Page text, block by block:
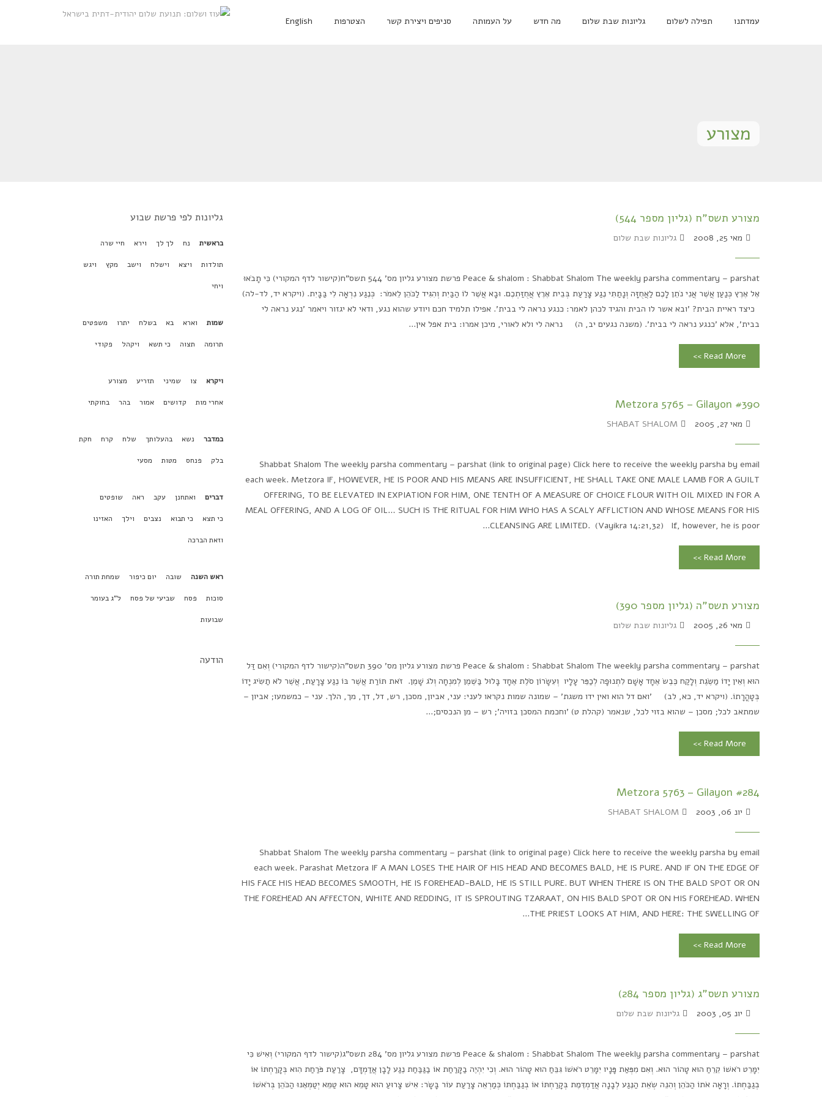
English הצטרפות סניפים ויצירת קשר על העמותה מה חדש גליונות שבת שלום תפילה לשלום עמדתנו
מצורע
מצורע תשס"ח (גליון מספר 544)
מאי 25, 2008 גליונות שבת שלום
Peace & shalom : Shabbat Shalom The weekly parsha commentary – parshat פרשת מצורע גליון מס' 544 תשס"ח(קישור לדף המקורי) כִּי תָבֹאוּ
אֶל אֶרֶץ כְּנַעַן אֲשֶׁר אֲנִי נֹתֵן לָכֶם לַאֲחֻזָּה וְנָתַתִּי נֶגַע צָרַעַת בְּבֵית אֶרֶץ אֲחֻזַּתְכֶם. וּבָא אֲשֶׁר לוֹ הַבַּיִת וְהִגִּיד לַכֹּהֵן לֵאמֹר: כְּנֶגַע נִרְאָה לִי בַּבָּיִת. (ויקרא יד, לד-לה)
כיצד ראיית הבית? 'ובא אשר לו הבית והגיד לכהן לאמר: כנגע נראה לי בבית'. אפילו תלמיד חכם ויודע שהוא נגע, ודאי לא יגזור ויאמר 'נגע נראה לי
בבית', אלא 'כנגע נראה לי בבית'. (משנה נגעים יב, ה) נראה לי ולא לאורי, מיכן אמרו: בית אפל אין...
Read More >>
Metzora 5765 – Gilayon #390
מאי 27, 2005 SHABAT SHALOM
Shabbat Shalom The weekly parsha commentary – parshat (link to original page) Click here to receive the weekly parsha by email
each week. Metzora IF, HOWEVER, HE IS POOR AND HIS MEANS ARE INSUFFICIENT, HE SHALL TAKE ONE MALE LAMB FOR A GUILT
OFFERING, TO BE ELEVATED IN EXPIATION FOR HIM, ONE TENTH OF A MEASURE OF CHOICE FLOUR WITH OIL MIXED IN FOR A
MEAL OFFERING, AND A LOG OF OIL… SUCH IS THE RITUAL FOR HIM WHO HAS A SCALY AFFLICTION AND WHOSE MEANS FOR HIS
CLEANSING ARE LIMITED. (Vayikra 14:21,32) If, however, he is poor...
Read More >>
מצורע תשס"ה (גליון מספר 390)
מאי 26, 2005 גליונות שבת שלום
Peace & shalom : Shabbat Shalom The weekly parsha commentary – parshat פרשת מצורע גליון מס' 390 תשס"ה(קישור לדף המקורי) וְאִם דַּל
הוּא וְאֵין יָדוֹ מַשֶּׂגֶת וְלָקַח כֶּבֶשׂ אֶחָד אָשָׁם לִתְנוּפָה לְכַפֵּר עָלָיו וְעִשָּׂרוֹן סֹלֶת אֶחָד בָּלוּל בַּשֶּׁמֶן לְמִנְחָה וְלֹג שָׁמֶן. זֹאת תּוֹרַת אֲשֶׁר בּוֹ נֶגַע צָרָעַת, אֲשֶׁר לֹא תַשִּׂיג יָדוֹ
בְּטָהֳרָתוֹ. (ויקרא יד, כא, לב) 'ואם דל הוא ואין ידו משגת' – שמונה שמות נקראו לעני: עני, אביון, מסכן, רש, דל, דך, מך, הלך. עני – כמשמעו; אביון –
שמתאב לכל; מסכן – שהוא בזוי לכל, שנאמר (קהלת ט) 'וחכמת המסכן בזויה'; רש – מן הנכסים;...
Read More >>
Metzora 5763 – Gilayon #284
יונ 06, 2003 SHABAT SHALOM
Shabbat Shalom The weekly parsha commentary – parshat (link to original page) Click here to receive the weekly parsha by email
each week. Parashat Metzora IF A MAN LOSES THE HAIR OF HIS HEAD AND BECOMES BALD, HE IS PURE. AND IF ON THE EDGE OF
HIS FACE HIS HEAD BECOMES SMOOTH, HE IS FOREHEAD-BALD, HE IS STILL PURE. BUT WHEN THERE IS ON THE BALD SPOT OR ON
THE FOREHEAD AN AFFECTON, WHITE AND REDDING, IT IS SPROUTING TZARAAT, ON HIS BALD SPOT OR ON HIS FOREHEAD. WHEN
THE PRIEST LOOKS AT HIM, AND HERE: THE SWELLING OF...
Read More >>
מצורע תשס"ג (גליון מספר 284)
יונ 05, 2003 גליונות שבת שלום
Peace & shalom : Shabbat Shalom The weekly parsha commentary – parshat פרשת מצורע גליון מס' 284 תשס"ג(קישור לדף המקורי) וְאִישׁ כִּי
יִמָּרֵט רֹאשׁוֹ קֵרֵחַ הוּא טָהוֹר הוּא. וְאִם מִפְּאַת פָּנָיו יִמָּרֵט רֹאשׁוֹ גִּבֵּחַ הוּא טָהוֹר הוּא. וְכִי יִהְיֶה בַקָּרַחַת אוֹ בַגַּבַּחַת נֶגַע לָבָן אֲדַמְדָּם, צָרַעַת פֹּרַחַת הִוא בְּקָרַחְתּוֹ אוֹ
בְגַבַּחְתּוֹ. וְרָאָה אֹתוֹ הַכֹּהֵן וְהִנֵּה שְׂאֵת הַנֶּגַע לְבָנָה אֲדַמְדֶּמֶת בְּקָרַחְתּוֹ אוֹ בְגַבַּחְתּוֹ כְּמַרְאֵה צָרַעַת עוֹר בָּשָׂר: אִישׁ צָרוּעַ הוּא טָמֵא הוּא טַמֵּא יְטַמְּאֶנּוּ הַכֹּהֵן בְּרֹאשׁוֹ
גליונות לפי פרשת שבוע
בראשית נח לך לך וירא חיי שרה
תולדות ויצא וישלח וישב מקץ ויגש
ויחי
שמות וארא בא בשלח יתרו משפטים
תרומה תצוה כי תשא ויקהל פקודי
ויקרא צו שמיני תזריע מצורע
אחרי מות קדושים אמור בהר בחוקתי
במדבר נשא בהעלותך שלח קרח חקת
בלק פנחס מטות מסעי
דברים ואתחנן עקב ראה שופטים
כי תצא כי תבוא נצבים וילך האזינו
וזאת הברכה
ראש השנה שובה יום כיפור שמחת תורה
סוכות פסח שביעי של פסח ל"ג בעומר
שבועות
הודעה